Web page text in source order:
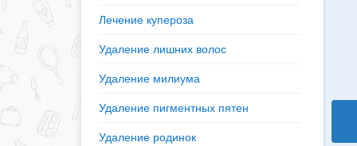
Лечение купероза
Удаление лишних волос
Удаление милиума
Удаление пигментных пятен
Удаление родинок